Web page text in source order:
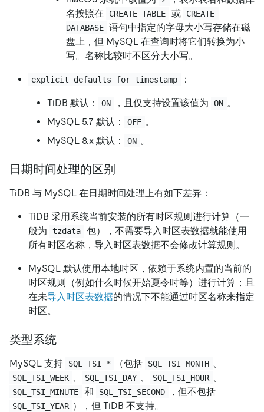
名按照在
CREATE TABLE 或
CREATE
DATABASE 语句中指定的字母大小写存储在磁
盘上，但 MySQL 在查询时将它们转换为小
写。名称比较时不区分大小写。
explicit_defaults_for_timestamp ：
TiDB 默认： ON ，且仅支持设置该值为 ON 。
MySQL 5.7 默认：
OFF 。
MySQL 8.x 默认：
ON 。
日期时间处理的区别
TiDB 与 MySQL 在日期时间处理上有如下差异：
TiDB 采用系统当前安装的所有时区规则进行计算（一
般为
tzdata
包），不需要导入时区表数据就能使用
所有时区名称，导入时区表数据不会修改计算规则。
MySQL 默认使用本地时区，依赖于系统内置的当前的
时区规则（例如什么时候开始夏令时等）进行计算；且
在未导入时区表数据的情况下不能通过时区名称来指定
时区。
类型系统
MySQL 支持 SQL_TSI_* （包括 SQL_TSI_MONTH 、
SQL_TSI_WEEK 、 SQL_TSI_DAY 、 SQL_TSI_HOUR 、
SQL_TSI_MINUTE 和 SQL_TSI_SECOND ，但不包括
SQL_TSI_YEAR ），但 TiDB 不支持。